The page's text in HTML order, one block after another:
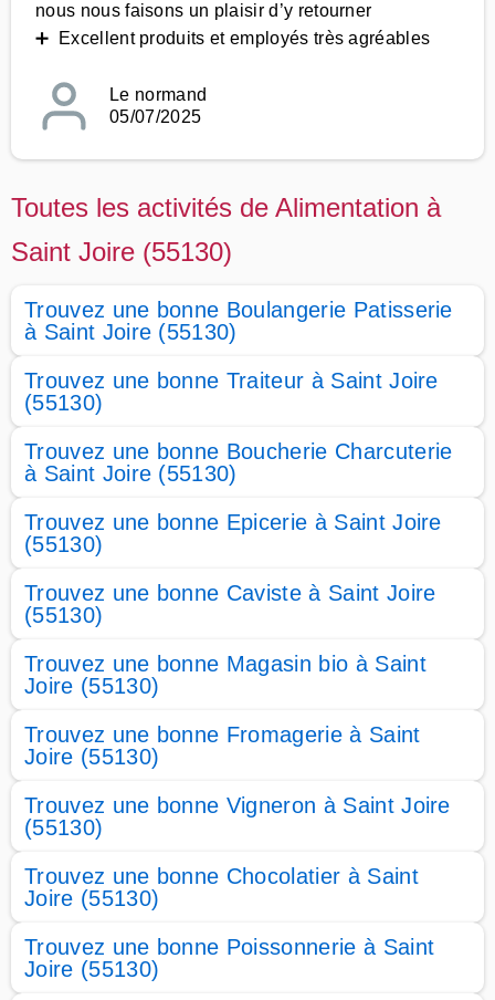
nous nous faisons un plaisir d’y retourner
➕ Excellent produits et employés très agréables
Le normand
05/07/2025
Toutes les activités de Alimentation à
Saint Joire (55130)
Trouvez une bonne Boulangerie Patisserie
à Saint Joire (55130)
Trouvez une bonne Traiteur à Saint Joire
(55130)
Trouvez une bonne Boucherie Charcuterie
à Saint Joire (55130)
Trouvez une bonne Epicerie à Saint Joire
(55130)
Trouvez une bonne Caviste à Saint Joire
(55130)
Trouvez une bonne Magasin bio à Saint
Joire (55130)
Trouvez une bonne Fromagerie à Saint
Joire (55130)
Trouvez une bonne Vigneron à Saint Joire
(55130)
Trouvez une bonne Chocolatier à Saint
Joire (55130)
Trouvez une bonne Poissonnerie à Saint
Joire (55130)